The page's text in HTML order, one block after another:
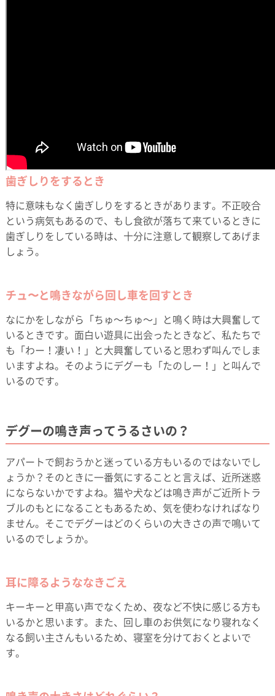
歯ぎしりをするとき
特に意味もなく歯ぎしりをするときがあります。不正咬合
という病気もあるので、もし食欲が落ちて来ているときに
歯ぎしりをしている時は、十分に注意して観察してあげま
しょう。
チュ〜と鳴きながら回し車を回すとき
なにかをしながら「ちゅ～ちゅ～」と鳴く時は大興奮して
いるときです。面白い遊具に出会ったときなど、私たちで
も「わー！凄い！」と大興奮していると思わず叫んでしま
いますよね。そのようにデグーも「たのしー！」と叫んで
いるのです。
デグーの鳴き声ってうるさいの？
アパートで飼おうかと迷っている方もいるのではないでし
ょうか？そのときに一番気にすることと言えば、近所迷惑
にならないかですよね。猫や犬などは鳴き声がご近所トラ
ブルのもとになることもあるため、気を使わなければなり
ません。そこでデグーはどのくらいの大きさの声で鳴いて
いるのでしょうか。
耳に障るようななきごえ
キーキーと甲高い声でなくため、夜など不快に感じる方も
いるかと思います。また、回し車のお供気になり寝れなく
なる飼い主さんもいるため、寝室を分けておくとよいで
す。